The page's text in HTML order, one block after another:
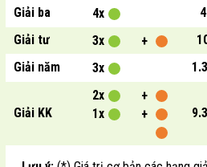
Giải ba
4x
Giải tư
3x +
Giải năm
3x
Giải KK
2x
+
1x
+